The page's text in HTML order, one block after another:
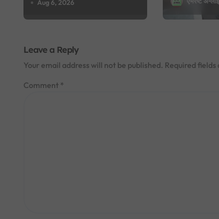
n
आदेश, पुरानो फैसला
पुनरावलोकन हुने
Aug 6, 2026
र
Leave a Reply
Your email address will not be published. Required
Comment *